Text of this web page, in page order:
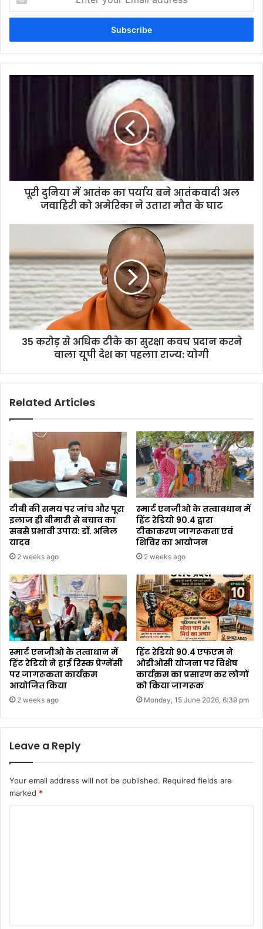
your
Email
पूरी दुनिया में आतंक का पर्याय बने आतंकवादी अल
जवाहिरी को अमेरिका ने उतारा मौत के घाट
35 करोड़ से अधिक टीके का सुरक्षा कवच प्रदान करने
वाला यूपी देश का पहलाा राज्य: योगी
Related Articles
टीबी की समय पर जांच और पूरा
इलाज ही बीमारी से बचाव का
सबसे प्रभावी उपाय: डॉ. अनिल
यादव
2 weeks ago
स्मार्ट एनजीओ के तत्वावधान में
हिंट रेडियो 90.4 द्वारा
टीकाकरण जागरूकता एवं
शिविर का आयोजन
2 weeks ago
स्मार्ट एनजीओ के तत्वाधान में
हिंट रेडियो ने हाई रिस्क प्रेग्नेंसी
पर जागरूकता कार्यक्रम
आयोजित किया
2 weeks ago
हिंट रेडियो 90.4 एफएम ने
ओडीओसी योजना पर विशेष
कार्यक्रम का प्रसारण कर लोगों
को किया जागरूक
Monday, 15 June 2026, 6:39 pm
Leave a Reply
Your email address will not be published. Required fields are
marked *